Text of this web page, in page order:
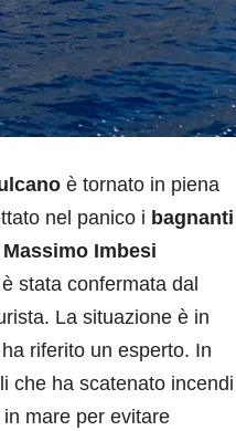
è tornato in piena
nel panico i bagnanti
Massimo Imbesi
stata confermata dal
La situazione è in
riferito un esperto. In
che ha scatenato incendi
mare per evitare